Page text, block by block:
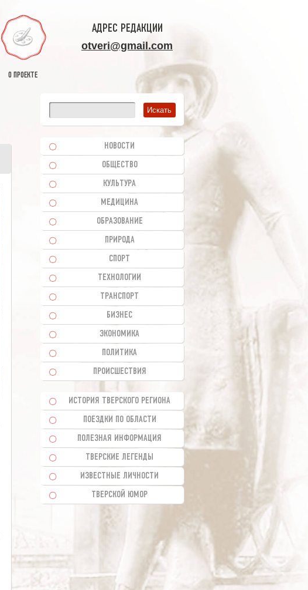
О ПРОЕКТЕ
АДРЕС РЕДАКЦИИ
otveri@gmail.com
НОВОСТИ
ОБЩЕСТВО
КУЛЬТУРА
МЕДИЦИНА
ОБРАЗОВАНИЕ
ПРИРОДА
СПОРТ
ТЕХНОЛОГИИ
ТРАНСПОРТ
БИЗНЕС
ЭКОНОМИКА
ПОЛИТИКА
ПРОИСШЕСТВИЯ
ИСТОРИЯ ТВЕРСКОГО РЕГИОНА
ПОЕЗДКИ ПО ОБЛАСТИ
ПОЛЕЗНАЯ ИНФОРМАЦИЯ
ТВЕРСКИЕ ЛЕГЕНДЫ
ИЗВЕСТНЫЕ ЛИЧНОСТИ
ТВЕРСКОЙ ЮМОР